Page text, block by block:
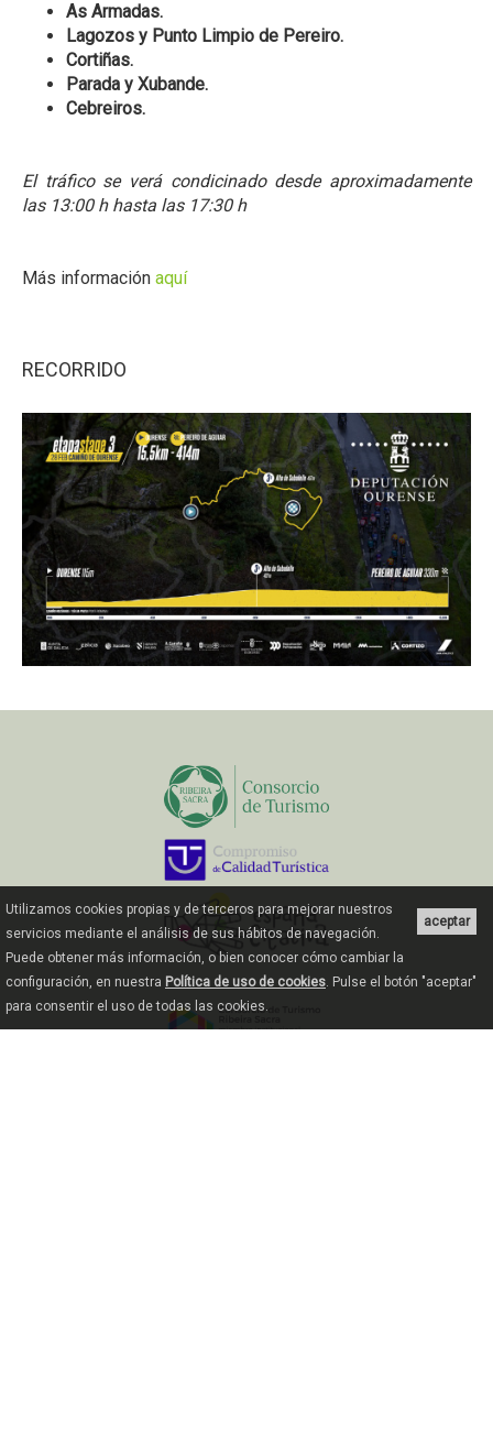
As Armadas.
Lagozos y Punto Limpio de Pereiro.
Cortiñas.
Parada y Xubande.
Cebreiros.
El tráfico se verá condicinado desde aproximadamente
las 13:00 h hasta las 17:30 h
Más información aquí
RECORRIDO
aceptar
Utilizamos cookies propias y de terceros para mejorar nuestros
servicios mediante el análisis de sus hábitos de navegación.
Puede obtener más información, o bien conocer cómo cambiar la
configuración, en nuestra Política de uso de cookies. Pulse el botón "aceptar"
para consentir el uso de todas las cookies.